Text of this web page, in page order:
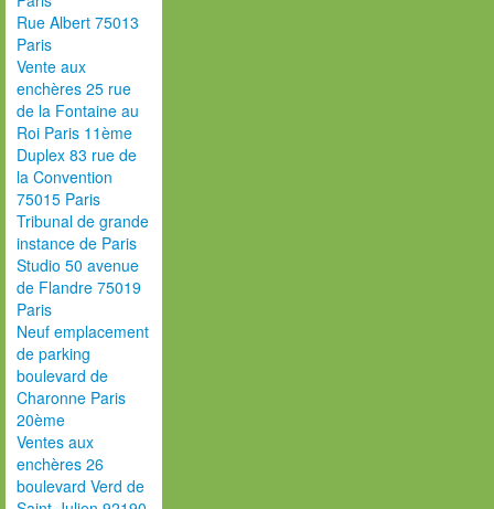
Rue Albert 75013
Paris
Vente aux
enchères 25 rue
de la Fontaine au
Roi Paris 11ème
Duplex 83 rue de
la Convention
75015 Paris
Tribunal de grande
instance de Paris
Studio 50 avenue
de Flandre 75019
Paris
Neuf emplacement
de parking
boulevard de
Charonne Paris
20ème
Ventes aux
enchères 26
boulevard Verd de